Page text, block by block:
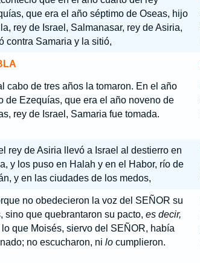
que era el año séptimo de Oseas, hijo
rey de Israel, Salmanasar, rey de Asiria,
contra Samaria y la sitió,
cabo de tres años la tomaron. En el año
de Ezequías, que era el año noveno de
rey de Israel, Samaria fue tomada.
rey de Asiria llevó a Israel al destierro en
y los puso en Halah y en el Habor, río de
y en las ciudades de los medos,
no obedecieron la voz del SEÑOR su
sino que quebrantaron su pacto, es decir,
lo que Moisés, siervo del SEÑOR, había
no escucharon, ni locumplieron.